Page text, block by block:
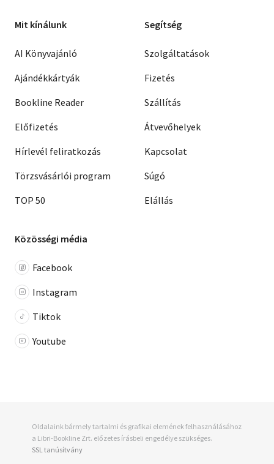
Mit kínálunk
AI Könyvajánló
Ajándékkártyák
Bookline Reader
Előfizetés
Hírlevél feliratkozás
Törzsvásárlói program
TOP 50
Segítség
Szolgáltatások
Fizetés
Szállítás
Átvevőhelyek
Kapcsolat
Súgó
Elállás
Közösségi média
Facebook
Instagram
Tiktok
Youtube
Oldalaink bármely tartalmi és grafikai elemének felhasználásához
a Libri-Bookline Zrt. előzetes írásbeli engedélye szükséges.
SSL tanúsítvány